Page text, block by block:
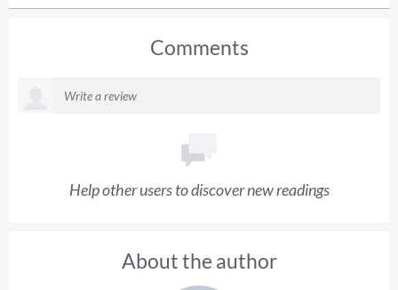
Comments
Help other users to discover new readings
About the author